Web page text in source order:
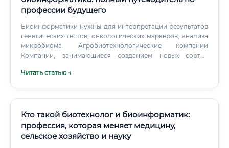
ускоряет процесс Прохождение стажировки (даже
неоплачиваемой) открывает двери Участие в
волонтёрских научных проектах формирует портфолио
Работа в качестве лаборанта — классический стартовый
путь в индустрию ⚠️ Полностью без базовых знаний в
биологии или химии войти крайне затруднительно.
желательны, а обязательны.
профессии будущего
Биоинформатики нужны для интерпретации результатов
генетических тестов, онкологических маркеров, анализа
микробиома. Агробиотехнологические компании
Компании, занимающиеся созданием новых сортов
Читать статью →
Кто такой биотехнолог и биоинформатик:
профессия, которая меняет медицину,
сельское хозяйство и науку